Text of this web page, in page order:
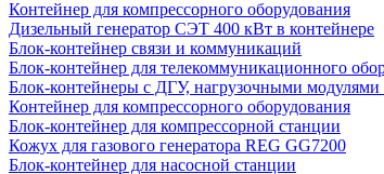
Контейнер для компрессорного оборудования
Дизельный генератор СЭТ 400 кВт в контейнере
Блок-контейнер связи и коммуникаций
Блок-контейнер для телекоммуникационного
Блок-контейнеры с ДГУ, нагрузочными
Контейнер для компрессорного оборудования
Блок-контейнер для компрессорной станции
Кожух для газового генератора REG GG7200
Блок-контейнер для насосной станции